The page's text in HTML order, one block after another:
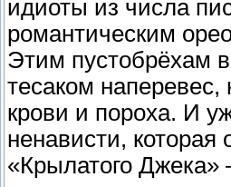
идиоты из числа
романтическим
Этим пустобрёхам
тесаком
крови и пороха. И
ненависти,
«Крылатого